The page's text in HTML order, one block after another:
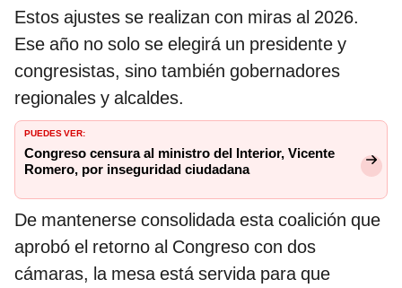
Estos ajustes se realizan con miras al 2026.
Ese año no solo se elegirá un presidente y
congresistas, sino también gobernadores
regionales y alcaldes.
PUEDES VER:
Congreso censura al ministro del Interior, Vicente
Romero, por inseguridad ciudadana
De mantenerse consolidada esta coalición que
aprobó el retorno al Congreso con dos
cámaras, la mesa está servida para que